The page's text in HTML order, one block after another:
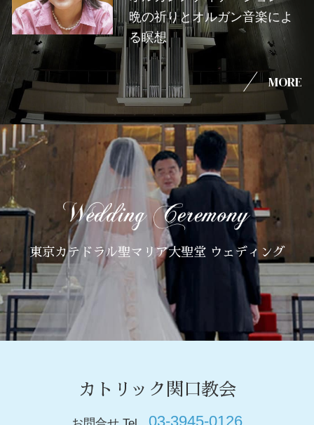
晩の祈りとオルガン音楽によ
る瞑想
MORE
東京カテドラル聖マリア大聖堂 ウェディング
カトリック関口教会
03-3945-0126